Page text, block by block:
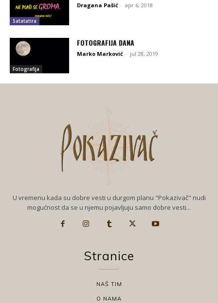
Satatatira
Dragana Pašić - apr 6, 2018
Fotografija
FOTOGRAFIJA DANA
Marko Marković - jul 28, 2019
U vremenu kada su dobre vesti u durgom planu "Pokazivač" nudi
mogućnost da se u njemu pojavljuju samo dobre vesti...
Stranice
NAŠ TIM
O NAMA